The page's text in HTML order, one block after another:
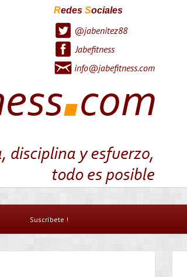
Redes Sociales
@jabenitez88
Jabefitness
info@jabefitness.com
Suscríbete !